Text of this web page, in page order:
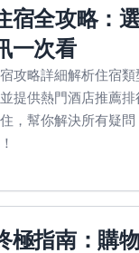
宿全攻略：
一次看
攻略詳細解析住宿
提供熱門酒店推薦
，幫你解決所有疑
極指南：購